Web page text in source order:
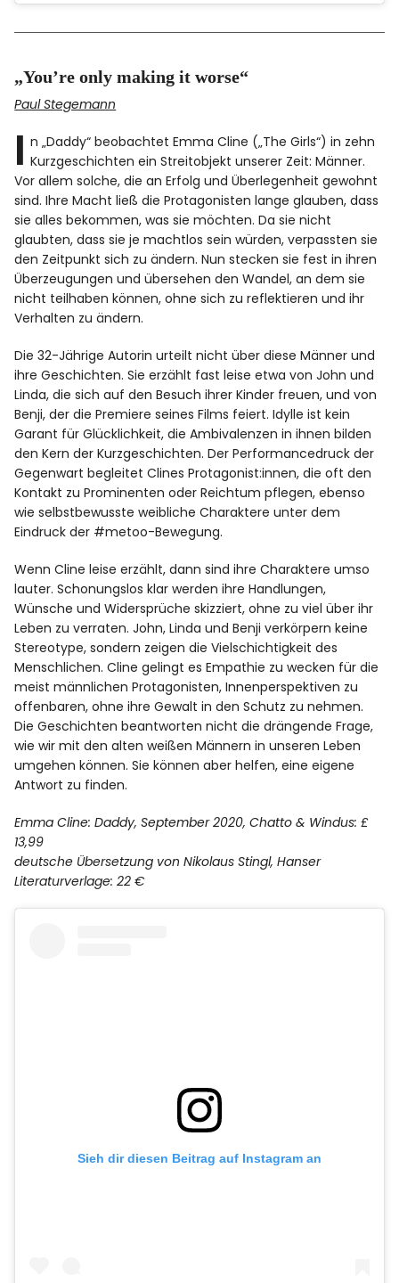
„You’re only making it worse“
Paul Stegemann
I n „Daddy“ beobachtet Emma Cline („The Girls“) in zehn
Kurzgeschichten ein Streitobjekt unserer Zeit: Männer.
Vor allem solche, die an Erfolg und Überlegenheit gewohnt
sind. Ihre Macht ließ die Protagonisten lange glauben, dass
sie alles bekommen, was sie möchten. Da sie nicht
glaubten, dass sie je machtlos sein würden, verpassten sie
den Zeitpunkt sich zu ändern. Nun stecken sie fest in ihren
Überzeugungen und übersehen den Wandel, an dem sie
nicht teilhaben können, ohne sich zu reflektieren und ihr
Verhalten zu ändern.
Die 32-Jährige Autorin urteilt nicht über diese Männer und
ihre Geschichten. Sie erzählt fast leise etwa von John und
Linda, die sich auf den Besuch ihrer Kinder freuen, und von
Benji, der die Premiere seines Films feiert. Idylle ist kein
Garant für Glücklichkeit, die Ambivalenzen in ihnen bilden
den Kern der Kurzgeschichten. Der Performancedruck der
Gegenwart begleitet Clines Protagonist:innen, die oft den
Kontakt zu Prominenten oder Reichtum pflegen, ebenso
wie selbstbewusste weibliche Charaktere unter dem
Eindruck der #metoo-Bewegung.
Wenn Cline leise erzählt, dann sind ihre Charaktere umso
lauter. Schonungslos klar werden ihre Handlungen,
Wünsche und Widersprüche skizziert, ohne zu viel über ihr
Leben zu verraten. John, Linda und Benji verkörpern keine
Stereotype, sondern zeigen die Vielschichtigkeit des
Menschlichen. Cline gelingt es Empathie zu wecken für die
meist männlichen Protagonisten, Innenperspektiven zu
offenbaren, ohne ihre Gewalt in den Schutz zu nehmen.
Die Geschichten beantworten nicht die drängende Frage,
wie wir mit den alten weißen Männern in unseren Leben
umgehen können. Sie können aber helfen, eine eigene
Antwort zu finden.
Emma Cline: Daddy, September 2020, Chatto & Windus: £
13,99
deutsche Übersetzung von Nikolaus Stingl, Hanser
Literaturverlage: 22 €
Sieh dir diesen Beitrag auf Instagram an